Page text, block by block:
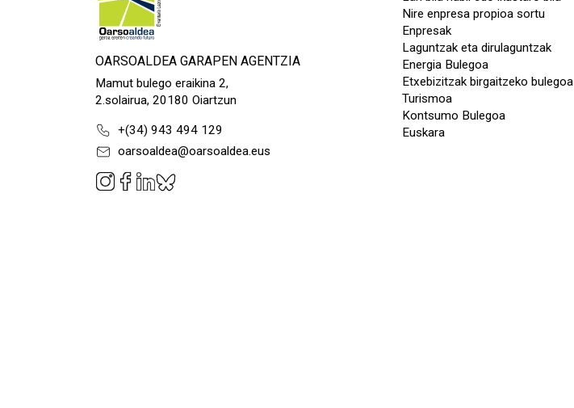
OARSOALDEA GARAPEN AGENTZIA
Mamut bulego eraikina 2,
2.solairua, 20180 Oiartzun
+(34) 943 494 129
oarsoaldea@oarsoaldea.eus
Nire enpresa propioa sortu
Enpresak
Laguntzak eta dirulaguntzak
Energia Bulegoa
Etxebizitzak birgaitzeko bulegoa
Turismoa
Kontsumo Bulegoa
Euskara